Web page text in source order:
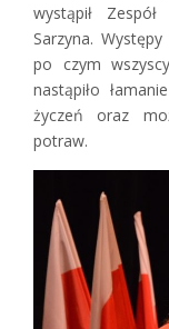
wystąpił
Sarzyna.
po czym
nastąpiło
życzeń oraz
potraw.